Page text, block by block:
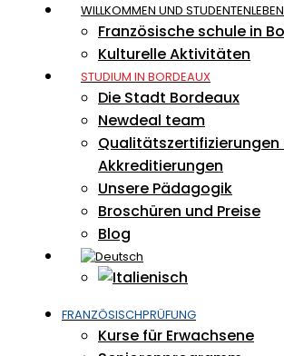
WILLKOMMEN UND STUDENTENLEBEN
Französische schule in
Kulturelle Aktivitäten
STUDIUM IN BORDEAUX
Die Stadt Bordeaux
Newdeal team
Qualitätszertifizierungen
Akkreditierungen
Unsere Pädagogik
Broschüren und Preise
Blog
FRANZÖSISCHPRÜFUNG
Kurse für Erwachsene